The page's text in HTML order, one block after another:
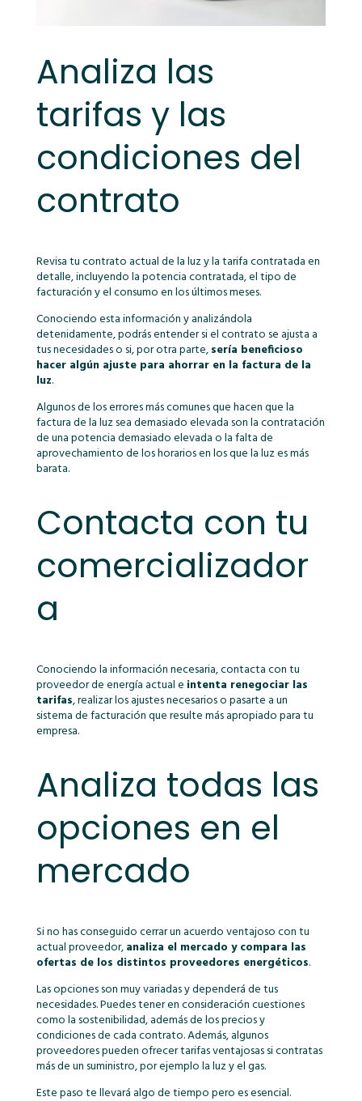
Analiza las
tarifas y las
condiciones del
contrato
Revisa tu contrato actual de la luz y la tarifa contratada en
detalle, incluyendo la potencia contratada, el tipo de
facturación y el consumo en los últimos meses.
Conociendo esta información y analizándola
detenidamente, podrás entender si el contrato se ajusta a
tus necesidades o si, por otra parte,sería beneficioso
hacer algún ajuste para ahorrar en la factura de la
luz.
Algunos de los errores más comunes que hacen que la
factura de la luz sea demasiado elevada son la contratación
de una potencia demasiado elevada o la falta de
aprovechamiento de los horarios en los que la luz es más
barata.
Contacta con tu
comercializador
a
Conociendo la información necesaria, contacta con tu
proveedor de energía actual e intenta renegociar las
tarifas, realizar los ajustes necesarios o pasarte a un
sistema de facturación que resulte más apropiado para tu
empresa.
Analiza todas las
opciones en el
mercado
Si no has conseguido cerrar un acuerdo ventajoso con tu
actual proveedor,analiza el mercado y compara las
ofertas de los distintos proveedores energéticos.
Las opciones son muy variadas y dependerá de tus
necesidades. Puedes tener en consideración cuestiones
como la sostenibilidad, además de los precios y
condiciones de cada contrato. Además, algunos
proveedores pueden ofrecer tarifas ventajosas si contratas
más de un suministro, por ejemplo la luz y el gas.
Este paso te llevará algo de tiempo pero es esencial.